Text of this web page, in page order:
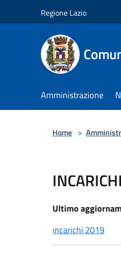
Regione Lazio
Amministrazione
Home >
Ultimo
incarichi 2019